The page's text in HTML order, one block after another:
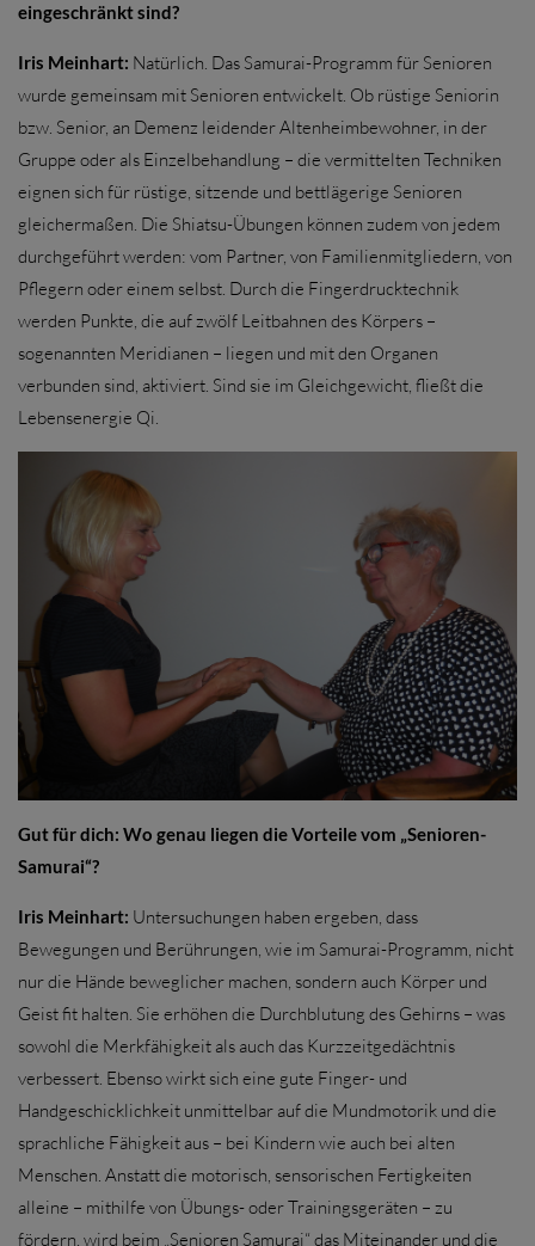
eingeschränkt sind?
Iris Meinhart: Natürlich. Das Samurai-Programm für Senioren
wurde gemeinsam mit Senioren entwickelt. Ob rüstige Seniorin
bzw. Senior, an Demenz leidender Altenheimbewohner, in der
Gruppe oder als Einzelbehandlung – die vermittelten Techniken
eignen sich für rüstige, sitzende und bettlägerige Senioren
gleichermaßen. Die Shiatsu-Übungen können zudem von jedem
durchgeführt werden: vom Partner, von Familienmitgliedern, von
Pflegern oder einem selbst. Durch die Fingerdrucktechnik
werden Punkte, die auf zwölf Leitbahnen des Körpers –
sogenannten Meridianen – liegen und mit den Organen
verbunden sind, aktiviert. Sind sie im Gleichgewicht, fließt die
Lebensenergie Qi.
Gut für dich: Wo genau liegen die Vorteile vom „Senioren-
Samurai“?
Iris Meinhart: Untersuchungen haben ergeben, dass
Bewegungen und Berührungen, wie im Samurai-Programm, nicht
nur die Hände beweglicher machen, sondern auch Körper und
Geist fit halten. Sie erhöhen die Durchblutung des Gehirns – was
sowohl die Merkfähigkeit als auch das Kurzzeitgedächtnis
verbessert. Ebenso wirkt sich eine gute Finger- und
Handgeschicklichkeit unmittelbar auf die Mundmotorik und die
sprachliche Fähigkeit aus – bei Kindern wie auch bei alten
Menschen. Anstatt die motorisch, sensorischen Fertigkeiten
alleine – mithilfe von Übungs- oder Trainingsgeräten – zu
fördern, wird beim „Senioren Samurai“ das Miteinander und die